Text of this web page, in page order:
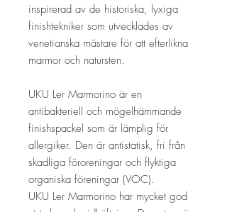
inspirerad av de historiska, lyxiga
finishtekniker som utvecklades av
venetianska mästare för att efterlikna
marmor och natursten.
UKU Ler Marmorino är en
antibakteriell och mögelhämmande
finishspackel som är lämplig för
allergiker. Den är antistatisk, fri från
skadliga föroreningar och flyktiga
organiska föreningar (VOC).
UKU Ler Marmorino har mycket god